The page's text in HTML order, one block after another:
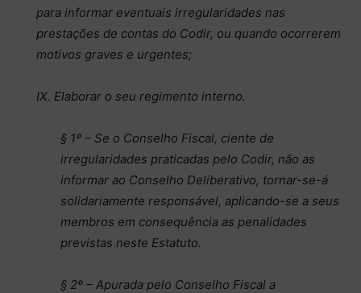
para informar eventuais irregularidades nas
prestações de contas do Codir, ou quando ocorrerem
motivos graves e urgentes;
IX. Elaborar o seu regimento interno.
§ 1º – Se o Conselho Fiscal, ciente de
irregularidades praticadas pelo Codir, não as
informar ao Conselho Deliberativo, tornar-se-á
solidariamente responsável, aplicando-se a seus
membros em consequência as penalidades
previstas neste Estatuto.
§ 2º – Apurada pelo Conselho Fiscal a